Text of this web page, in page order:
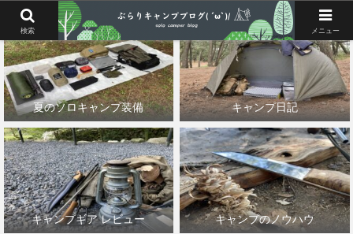
夏のソロキャンプ装備 キャンプ日記
キャンプギア レビュー キャンプのノウハウ
検索 メニュー